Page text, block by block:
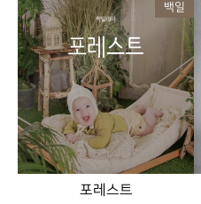
백일
포레스트